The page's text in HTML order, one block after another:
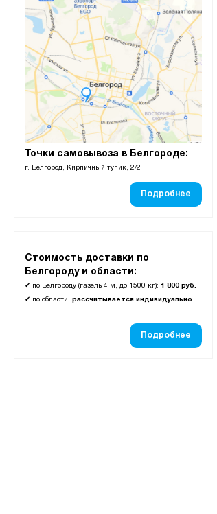
Точки самовывоза в Белгороде:
г. Белгород, Кирпичный тупик, 2/2
Подробнее
Стоимость доставки по
Белгороду и области:
✔ по Белгороду (газель 4 м, до 1500 кг): 1 800 руб.
✔ по области: рассчитывается индивидуально
Подробнее